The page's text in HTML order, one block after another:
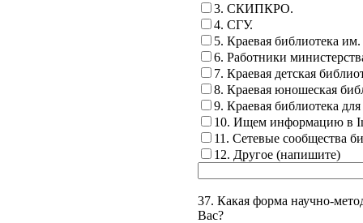
3. СКИПКРО.
4. СГУ.
5. Краевая библиотека
6. Работники
7. Краевая детская
8. Краевая юношеская
9. Краевая библиотека
10. Ищем информацию в
11. Сетевые сообщества
12. Другое (напишите)
37. Какая форма научно-
Вас?